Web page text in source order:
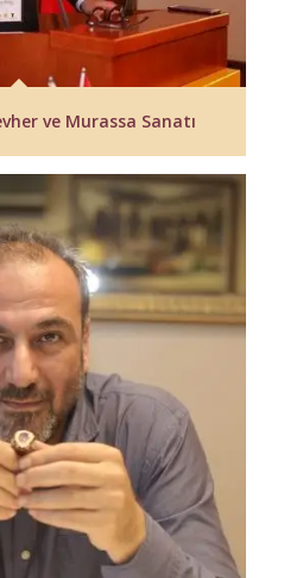
ve Murassa Sanatı